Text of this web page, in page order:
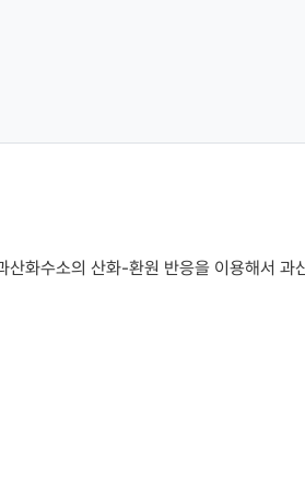
산화수소의 산화-환원 반응을 이용해서 과